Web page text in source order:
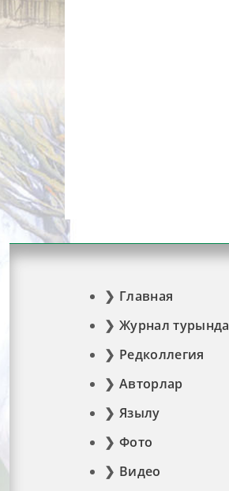
Главная
Журнал турында
Редколлегия
Авторлар
Язылу
Фото
Видео